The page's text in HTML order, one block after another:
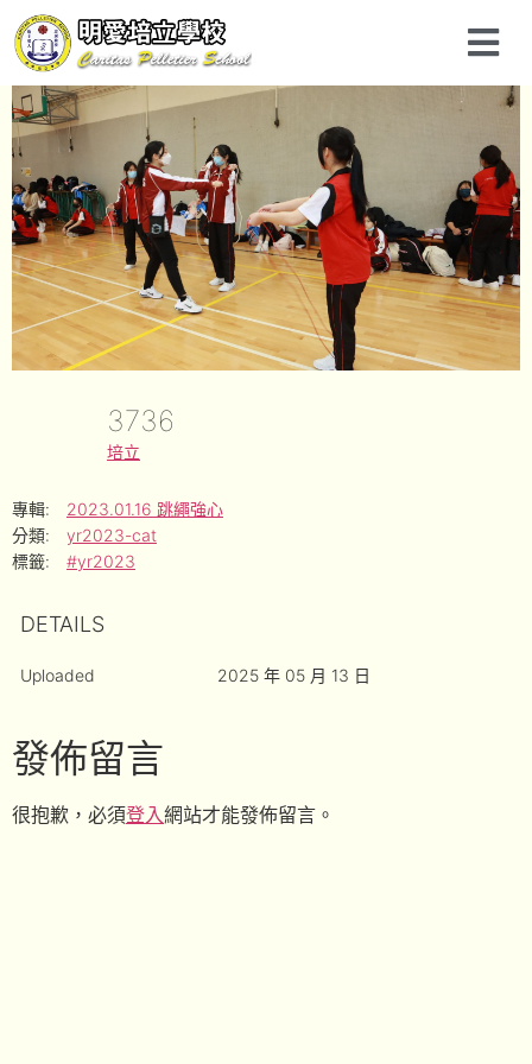
3736
培立
專輯:
2023.01.16 跳繩強心
分類:
yr2023-cat
標籤:
#yr2023
DETAILS
Uploaded 2025 年 05 月 13 日
發佈留言
很抱歉，必須登入網站才能發佈留言。